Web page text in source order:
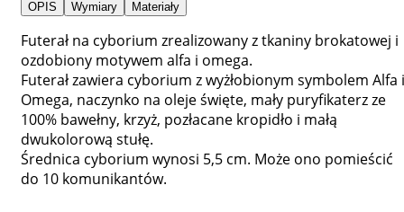
OPIS Wymiary Materiały
Futerał na cyborium zrealizowany z tkaniny brokatowej i
ozdobiony motywem alfa i omega.
Futerał zawiera cyborium z wyżłobionym symbolem Alfa i
Omega, naczynko na oleje święte, mały puryfikaterz ze
100% bawełny, krzyż, pozłacane kropidło i małą
dwukolorową stułę.
Średnica cyborium wynosi 5,5 cm. Może ono pomieścić
do 10 komunikantów.